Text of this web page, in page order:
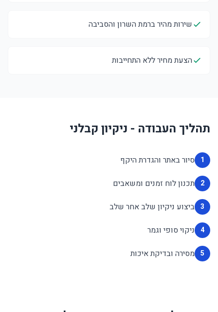
שירות מהיר ברמת השרון והסביבה
הצעת מחיר ללא התחייבות
תהליך העבודה - ניקיון קבלני
1 סיור באתר והגדרת היקף
2 תכנון לוח זמנים ומשאבים
3 ביצוע ניקיון שלב אחר שלב
4 ניקוי סופי וגמר
5 מסירה ובדיקת איכות